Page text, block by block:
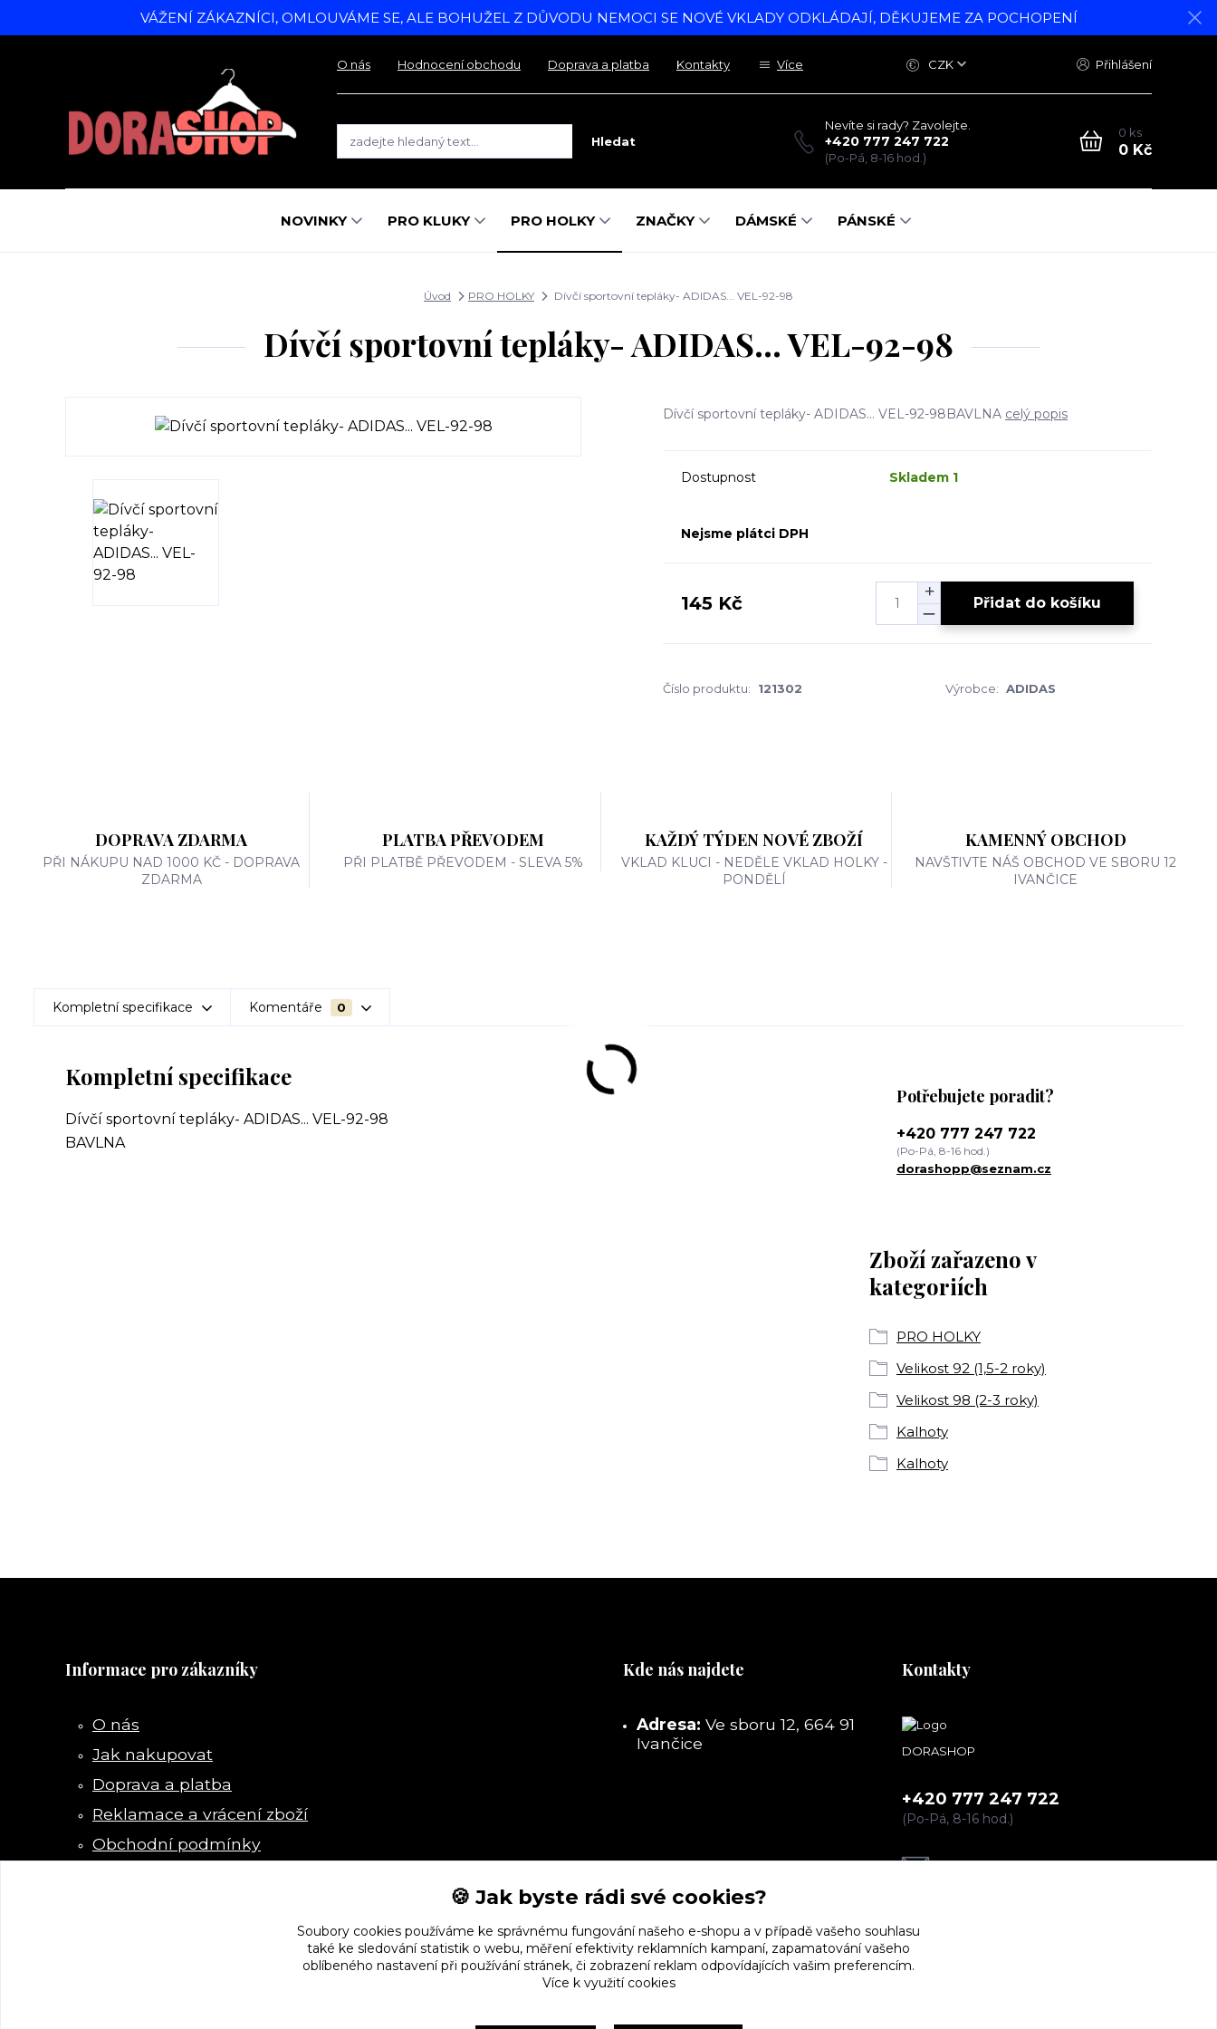
VÁŽENÍ ZÁKAZNÍCI, OMLOUVÁME SE, ALE BOHUŽEL Z DŮVODU NEMOCI SE NOVÉ VKLADY ODKLÁDAJÍ, DĚKUJEME ZA POCHOPENÍ
O nás Hodnocení obchodu Doprava a platba Kontakty Více CZK Přihlášení
Hledat
Nevíte si rady? Zavolejte.
+420 777 247 722
(Po-Pá, 8-16 hod.)
0 ks
0 Kč
NOVINKY PRO KLUKY PRO HOLKY ZNAČKY DÁMSKÉ PÁNSKÉ
Úvod PRO HOLKY Dívčí sportovní tepláky- ADIDAS... VEL-92-98
Dívčí sportovní tepláky- ADIDAS... VEL-92-98
Dívčí sportovní tepláky- ADIDAS... VEL-92-98BAVLNA celý popis
Dostupnost Skladem 1
Nejsme plátci DPH
145 Kč Přidat do košíku
Číslo produktu: 121302 Výrobce: ADIDAS
DOPRAVA ZDARMA
PŘI NÁKUPU NAD 1000 KČ - DOPRAVA
ZDARMA
PLATBA PŘEVODEM
PŘI PLATBĚ PŘEVODEM - SLEVA 5%
KAŽDÝ TÝDEN NOVÉ ZBOŽÍ
VKLAD KLUCI - NEDĚLE VKLAD HOLKY -
PONDĚLÍ
KAMENNÝ OBCHOD
NAVŠTIVTE NÁŠ OBCHOD VE SBORU 12
IVANČICE
Kompletní specifikace Komentáře 0
Kompletní specifikace
Dívčí sportovní tepláky- ADIDAS... VEL-92-98
BAVLNA
Zboží zařazeno v
kategoriích
PRO HOLKY
Velikost 92 (1,5-2 roky)
Velikost 98 (2-3 roky)
Kalhoty
Kalhoty
Potřebujete poradit?
+420 777 247 722
(Po-Pá, 8-16 hod.)
dorashopp@seznam.cz
Informace pro zákazníky
O nás
Jak nakupovat
Doprava a platba
Reklamace a vrácení zboží
Obchodní podmínky
Kde nás najdete
Adresa: Ve sboru 12, 664 91
Ivančice
Kontakty
DORASHOP
+420 777 247 722
(Po-Pá, 8-16 hod.)
dorashopp@seznam.cz
🍪 Jak byste rádi své cookies?
Soubory cookies používáme ke správnému fungování našeho e-shopu a v případě vašeho souhlasu
také ke sledování statistik o webu, měření efektivity reklamních kampaní, zapamatování vašeho
oblíbeného nastavení při používání stránek, či zobrazení reklam odpovídajících vašim preferencím.
Více k využití cookies